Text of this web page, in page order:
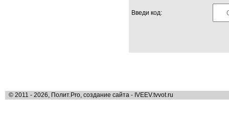
Введи код:
© 2011 - 2026, Полит.Pro, создание сайта - IVEEV.tvvot.ru